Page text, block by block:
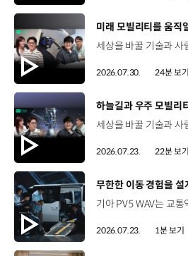
[동영상]
2026.07.30. 24분 보기
[동영상]
2026.07.23. 22분 보기
[동영상]
2026.07.23. 1분 보기